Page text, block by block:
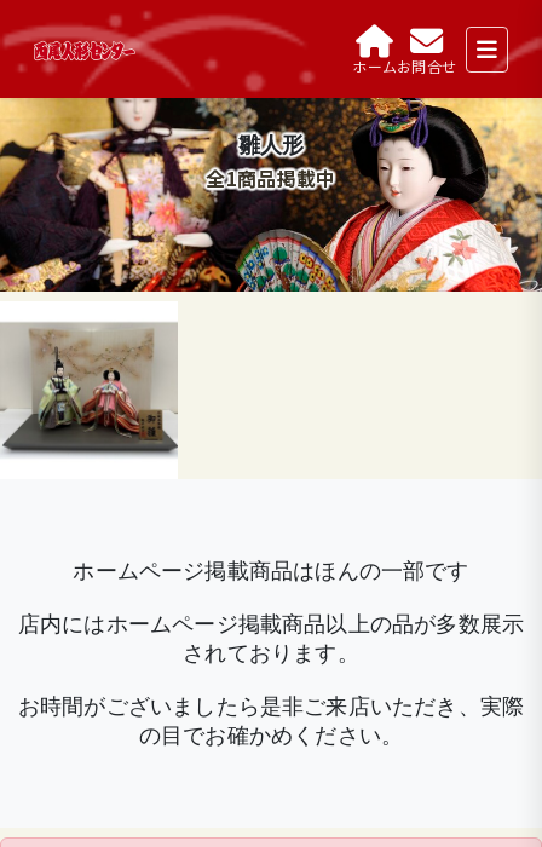
ホームお問合せ
雛人形
全1商品掲載中
ホームページ掲載商品はほんの一部です
店内にはホームページ掲載商品以上の品が多数展示
されております。
お時間がございましたら是非ご来店いただき、実際
の目でお確かめください。